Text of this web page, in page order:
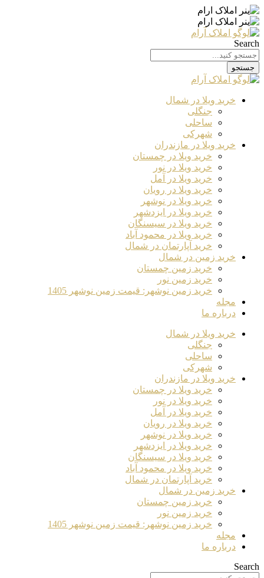
Search
جستجو
خرید ویلا در شمال
جنگلی
ساحلی
شهرکی
خرید ویلا در مازندران
خرید ویلا در چمستان
خرید ویلا در نور
خرید ویلا در آمل
خرید ویلا در رویان
خرید ویلا در نوشهر
خرید ویلا در ایزدشهر
خرید ویلا در سیسنگان
خرید ویلا در محمود آباد
خرید آپارتمان در شمال
خرید زمین در شمال
خرید زمین چمستان
خرید زمین نور
خرید زمین نوشهر: قیمت زمین نوشهر 1405
مجله
درباره ما
خرید ویلا در شمال
جنگلی
ساحلی
شهرکی
خرید ویلا در مازندران
خرید ویلا در چمستان
خرید ویلا در نور
خرید ویلا در آمل
خرید ویلا در رویان
خرید ویلا در نوشهر
خرید ویلا در ایزدشهر
خرید ویلا در سیسنگان
خرید ویلا در محمود آباد
خرید آپارتمان در شمال
خرید زمین در شمال
خرید زمین چمستان
خرید زمین نور
خرید زمین نوشهر: قیمت زمین نوشهر 1405
مجله
درباره ما
Search